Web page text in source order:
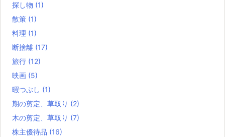
探し物 (1)
散策 (1)
料理 (1)
断捨離 (17)
旅行 (12)
映画 (5)
暇つぶし (1)
期の剪定、草取り (2)
木の剪定、草取り (7)
株主優待品 (16)